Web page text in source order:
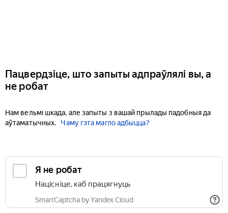
Пацвердзіце, што запыты адпраўлялі вы, а
не робат
Нам вельмі шкада, але запыты з вашай прылады падобныя да
аўтаматычных.
Чаму гэта магло адбыцца?
Я не робат
Націсніце, каб працягнуць
SmartCaptcha by Yandex Cloud